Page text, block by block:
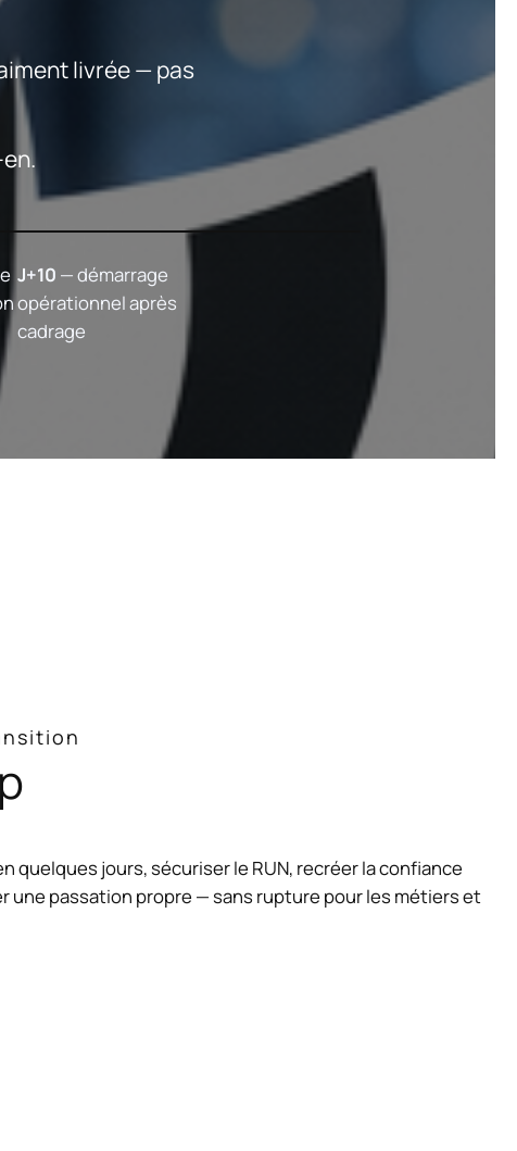
livrée — pas
J+10 — démarrage
opérationnel après
cadrage
quelques jours, sécuriser le RUN, recréer la confiance
une passation propre — sans rupture pour les métiers et